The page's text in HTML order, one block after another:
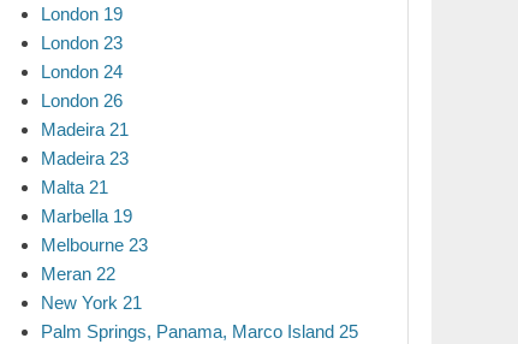
London 19
London 23
London 24
London 26
Madeira 21
Madeira 23
Malta 21
Marbella 19
Melbourne 23
Meran 22
New York 21
Palm Springs, Panama, Marco Island 25